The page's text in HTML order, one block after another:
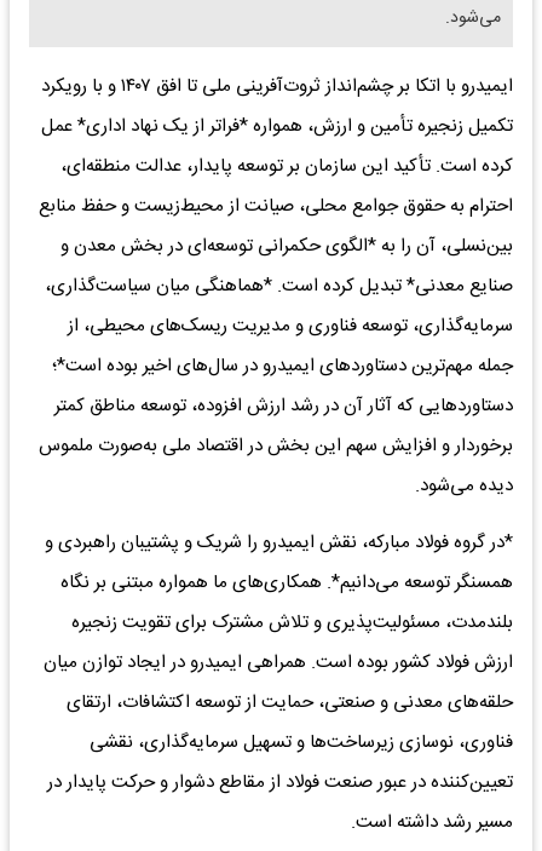
می‌شود.
ایمیدرو با اتکا بر چشم‌انداز ثروت‌آفرینی ملی تا افق ۱۴۰۷ و با رویکرد
تکمیل زنجیره تأمین و ارزش، همواره *فراتر از یک نهاد اداری* عمل
کرده است. تأکید این سازمان بر توسعه پایدار، عدالت منطقه‌ای،
احترام به حقوق جوامع محلی، صیانت از محیط‌زیست و حفظ منابع
بین‌نسلی، آن را به *الگوی حکمرانی توسعه‌ای در بخش معدن و
صنایع معدنی* تبدیل کرده است. *هماهنگی میان سیاست‌گذاری،
سرمایه‌گذاری، توسعه فناوری و مدیریت ریسک‌های محیطی، از
جمله مهم‌ترین دستاوردهای ایمیدرو در سال‌های اخیر بوده است*؛
دستاوردهایی که آثار آن در رشد ارزش افزوده، توسعه مناطق کمتر
برخوردار و افزایش سهم این بخش در اقتصاد ملی به‌صورت ملموس
دیده می‌شود.
*در گروه فولاد مبارکه، نقش ایمیدرو را شریک و پشتیبان راهبردی و
همسنگر توسعه می‌دانیم*. همکاری‌های ما همواره مبتنی بر نگاه
بلندمدت، مسئولیت‌پذیری و تلاش مشترک برای تقویت زنجیره
ارزش فولاد کشور بوده است. همراهی ایمیدرو در ایجاد توازن میان
حلقه‌های معدنی و صنعتی، حمایت از توسعه اکتشافات، ارتقای
فناوری، نوسازی زیرساخت‌ها و تسهیل سرمایه‌گذاری، نقشی
تعیین‌کننده در عبور صنعت فولاد از مقاطع دشوار و حرکت پایدار در
مسیر رشد داشته است.